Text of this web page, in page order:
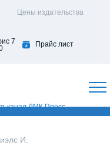
Цены издательства
7
Прайс лист
И.